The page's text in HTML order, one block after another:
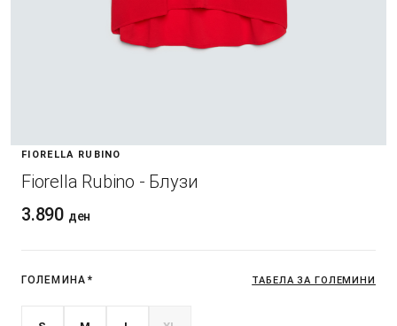
FIORELLA RUBINO
Fiorella Rubino - Блузи
3.890 ден
ГОЛЕМИНА * ТАБЕЛА ЗА ГОЛЕМИНИ